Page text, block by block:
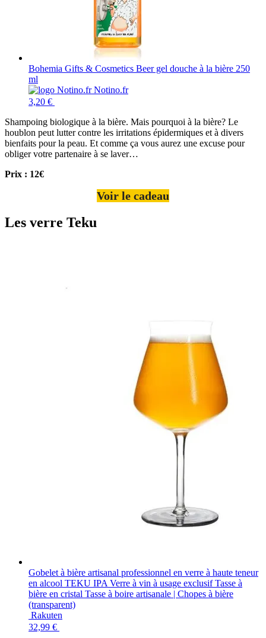
Bohemia Gifts & Cosmetics Beer gel douche à la bière 250
ml
Notino.fr
3,20 €
Shampoing biologique à la bière. Mais pourquoi à la bière? Le
houblon peut lutter contre les irritations épidermiques et à divers
bienfaits pour la peau. Et comme ça vous aurez une excuse pour
obliger votre partenaire à se laver…
Prix : 12€
Voir le cadeau
Les verre Teku
Gobelet à bière artisanal professionnel en verre à haute teneur
en alcool TEKU IPA Verre à vin à usage exclusif Tasse à
bière en cristal Tasse à boire artisanale | Chopes à bière
(transparent)
Rakuten
32,99 €